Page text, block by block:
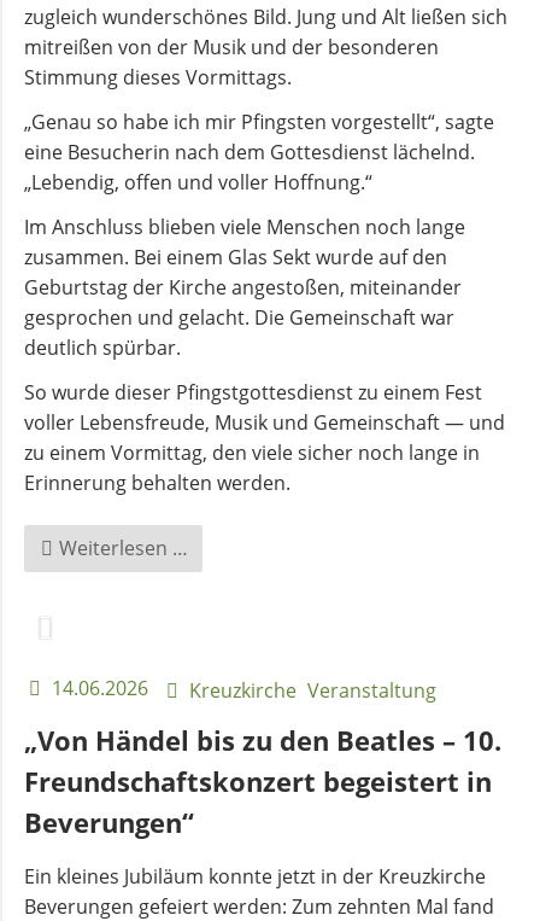
zugleich wunderschönes Bild. Jung und Alt ließen sich
mitreißen von der Musik und der besonderen
Stimmung dieses Vormittags.
„Genau so habe ich mir Pfingsten vorgestellt“, sagte
eine Besucherin nach dem Gottesdienst lächelnd.
„Lebendig, offen und voller Hoffnung.“
Im Anschluss blieben viele Menschen noch lange
zusammen. Bei einem Glas Sekt wurde auf den
Geburtstag der Kirche angestoßen, miteinander
gesprochen und gelacht. Die Gemeinschaft war
deutlich spürbar.
So wurde dieser Pfingstgottesdienst zu einem Fest
voller Lebensfreude, Musik und Gemeinschaft — und
zu einem Vormittag, den viele sicher noch lange in
Erinnerung behalten werden.
Weiterlesen …
Geist
14.06.2026 Kreuzkirche Veranstaltung
„Von Händel bis zu den Beatles – 10.
Freundschaftskonzert begeistert in
Beverungen“
Ein kleines Jubiläum konnte jetzt in der Kreuzkirche
Beverungen gefeiert werden: Zum zehnten Mal fand